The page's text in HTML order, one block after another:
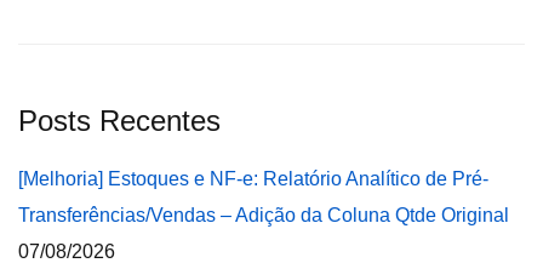
Posts Recentes
[Melhoria] Estoques e NF-e: Relatório Analítico de Pré-
Transferências/Vendas – Adição da Coluna Qtde Original
07/08/2026